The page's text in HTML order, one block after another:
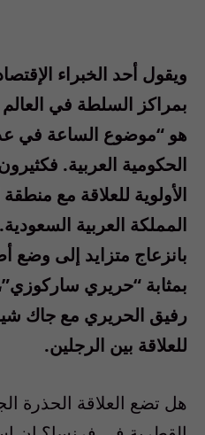
ويقول أحد الخبراء
بمراكز السلطة في
هو “موضوع الساعة في
الحكومية العربية.
الأولوية للعلاقة مع
المملكة العربية
بانزعاج متزايد إلى
بمثابة “حريري
رفيق الحريري مع جاك
للعلاقة بين الرجلين.
هل تضع العلاقة الحذرة